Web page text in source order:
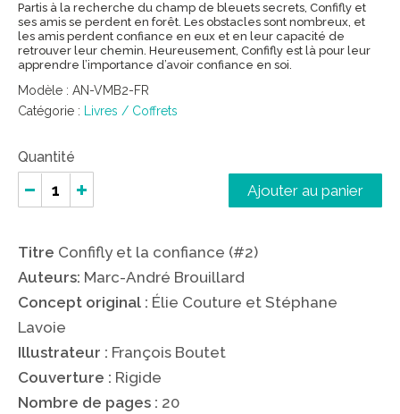
Partis à la recherche du champ de bleuets secrets, Confifly et
ses amis se perdent en forêt. Les obstacles sont nombreux, et
les amis perdent confiance en eux et en leur capacité de
retrouver leur chemin. Heureusement, Confifly est là pour leur
apprendre l’importance d’avoir confiance en soi.
Modèle : AN-VMB2-FR
Catégorie :
Livres / Coffrets
Quantité
Ajouter au panier
Titre Confifly et la confiance (#2)
Auteurs: Marc-André Brouillard
Concept original : Élie Couture et Stéphane
Lavoie
Illustrateur : François Boutet
Couverture : Rigide
Nombre de pages : 20